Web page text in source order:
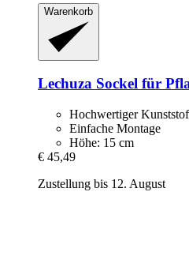
Warenkorb
Lechuza Sockel für
Hochwertiger
Einfache Montage
Höhe: 15 cm
€ 45,49
Zustellung bis 12. August